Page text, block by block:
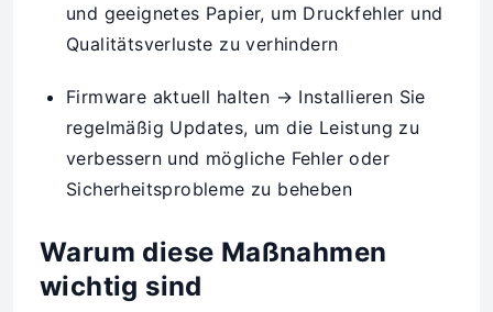
und geeignetes Papier, um Druckfehler und
Qualitätsverluste zu verhindern
Firmware aktuell halten → Installieren Sie
regelmäßig Updates, um die Leistung zu
verbessern und mögliche Fehler oder
Sicherheitsprobleme zu beheben
Warum diese Maßnahmen
wichtig sind